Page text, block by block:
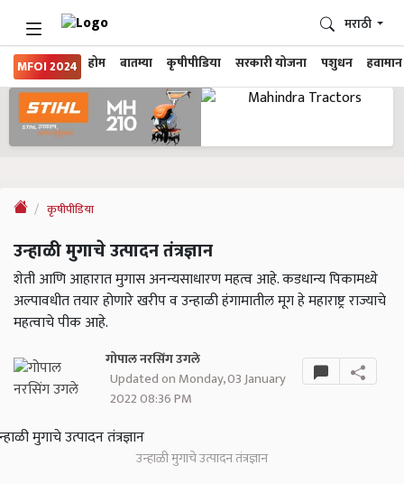
MFOI 2024 होम बातम्या कृषीपीडिया सरकारी योजना पशुधन हवामान
मराठी
कृषीपीडिया
उन्हाळी मुगाचे उत्पादन तंत्रज्ञान
शेती आणि आहारात मुगास अनन्यसाधारण महत्व आहे. कडधान्य पिकामध्ये
अल्पावधीत तयार होणारे खरीप व उन्हाळी हंगामातील मूग हे महाराष्ट्र राज्याचे
महत्वाचे पीक आहे.
गोपाल नरसिंग उगले
Updated on Monday, 03 January
2022 08:36 PM
उन्हाळी मुगाचे उत्पादन तंत्रज्ञान